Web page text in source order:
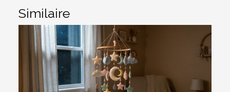
Similaire